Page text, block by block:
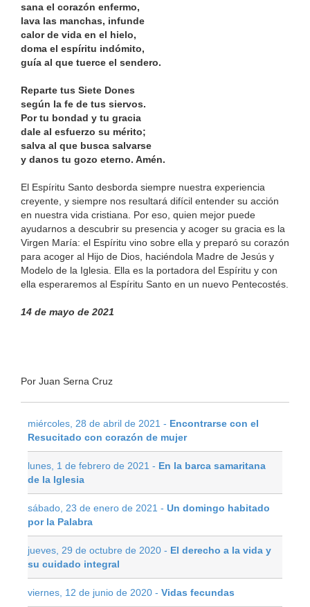
sana el corazón enfermo,
lava las manchas, infunde
calor de vida en el hielo,
doma el espíritu indómito,
guía al que tuerce el sendero.
Reparte tus Siete Dones
según la fe de tus siervos.
Por tu bondad y tu gracia
dale al esfuerzo su mérito;
salva al que busca salvarse
y danos tu gozo eterno. Amén.
El Espíritu Santo desborda siempre nuestra experiencia
creyente, y siempre nos resultará difícil entender su acción
en nuestra vida cristiana. Por eso, quien mejor puede
ayudarnos a descubrir su presencia y acoger su gracia es la
Virgen María: el Espíritu vino sobre ella y preparó su corazón
para acoger al Hijo de Dios, haciéndola Madre de Jesús y
Modelo de la Iglesia. Ella es la portadora del Espíritu y con
ella esperaremos al Espíritu Santo en un nuevo Pentecostés.
14 de mayo de 2021
Por Juan Serna Cruz
miércoles, 28 de abril de 2021 - Encontrarse con el
Resucitado con corazón de mujer
lunes, 1 de febrero de 2021 - En la barca samaritana
de la Iglesia
sábado, 23 de enero de 2021 - Un domingo habitado
por la Palabra
jueves, 29 de octubre de 2020 - El derecho a la vida y
su cuidado integral
viernes, 12 de junio de 2020 - Vidas fecundas